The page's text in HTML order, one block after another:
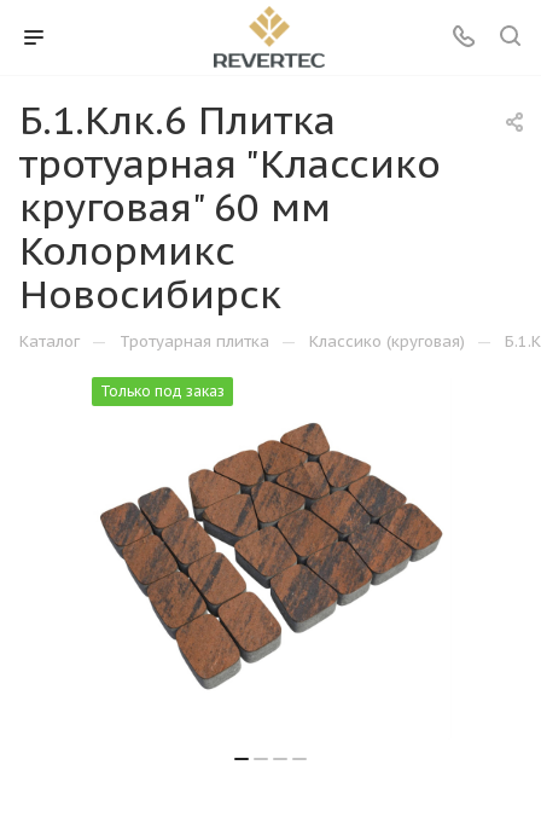
Б.1.Клк.6 Плитка
тротуарная "Классико
круговая" 60 мм
Колормикс
Новосибирск
Каталог — Тротуарная плитка — Классико (круговая) —
Только под заказ